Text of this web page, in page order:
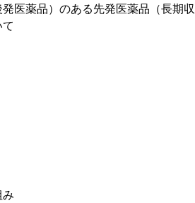
医薬品）のある先発医薬品（長期収